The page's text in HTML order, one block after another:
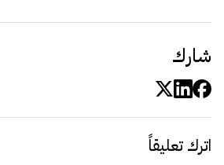
شارك
اترك تعليقاً